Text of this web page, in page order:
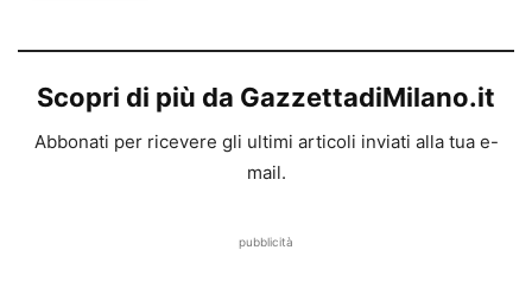
Scopri di più da GazzettadiMilano.it
Abbonati per ricevere gli ultimi articoli inviati alla tua e-
mail.
pubblicità